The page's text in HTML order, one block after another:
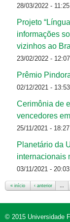
28/03/2022 - 11:25
Projeto
informações
vizinhos ao
23/02/2022 - 12:07
Prêmio
02/12/2021 - 13:53
Cerimônia de
vencedores
25/11/2021 - 18:27
Planetário da
internacionais
03/11/2021 - 20:03
« início ‹ anterior …
© 2015 Universidade